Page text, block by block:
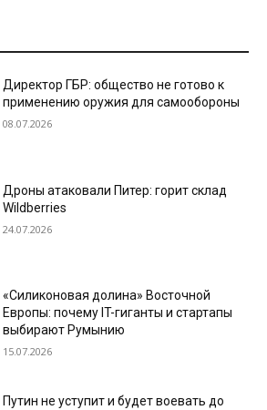
Директор ГБР: общество не готово к
применению оружия для самообороны
08.07.2026
Дроны атаковали Питер: горит склад
Wildberries
24.07.2026
«Силиконовая долина» Восточной
Европы: почему IT-гиганты и стартапы
выбирают Румынию
15.07.2026
Путин не уступит и будет воевать до